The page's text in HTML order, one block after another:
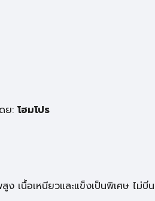
ย: โฮมโปร
เนื้อเหนียวและแข็งเป็นพิเศษ ไม่บิ่น